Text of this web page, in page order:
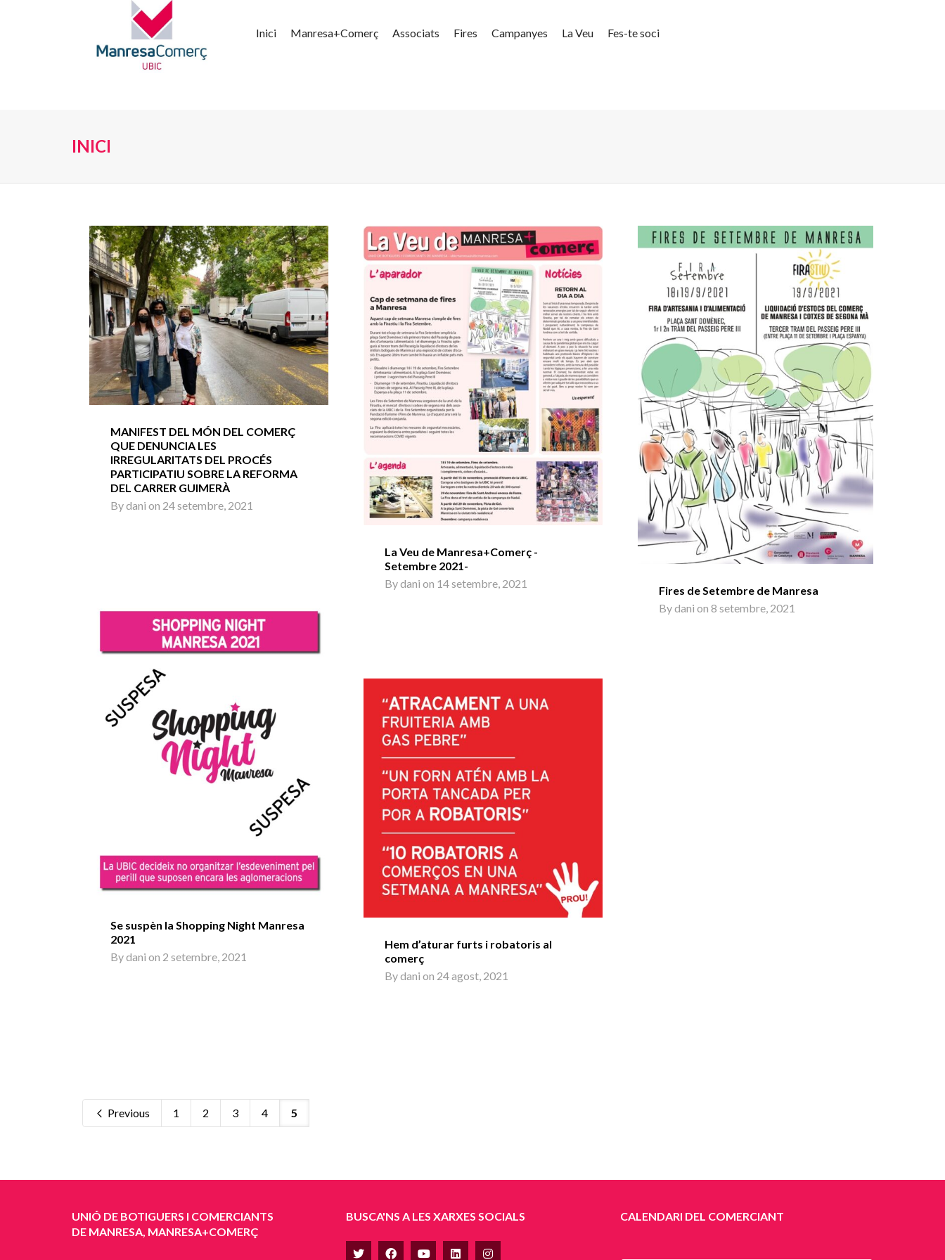
Inici Manresa+Comerç Associats Fires Campanyes La Veu Fes-te soci
INICI
MANIFEST DEL MÓN DEL COMERÇ
QUE DENUNCIA LES
IRREGULARITATS DEL PROCÉS
PARTICIPATIU SOBRE LA REFORMA
DEL CARRER GUIMERÀ
Bydani on 24 setembre, 2021
La Veu de Manresa+Comerç -
Setembre 2021-
Bydani on 14 setembre, 2021
Fires de Setembre de Manresa
Bydani on 8 setembre, 2021
Se suspèn la Shopping Night Manresa
2021
Bydani on 2 setembre, 2021
Hem d’aturar furts i robatoris al
comerç
Bydani on 24 agost, 2021
Previous 1 2 3 4 5
UNIÓ DE BOTIGUERS I COMERCIANTS
DE MANRESA, MANRESA+COMERÇ
BUSCA'NS A LES XARXES SOCIALS CALENDARI DEL COMERCIANT